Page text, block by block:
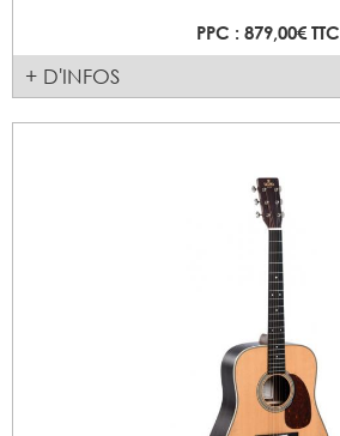
PPC : 879,00€ TTC
+ D'INFOS